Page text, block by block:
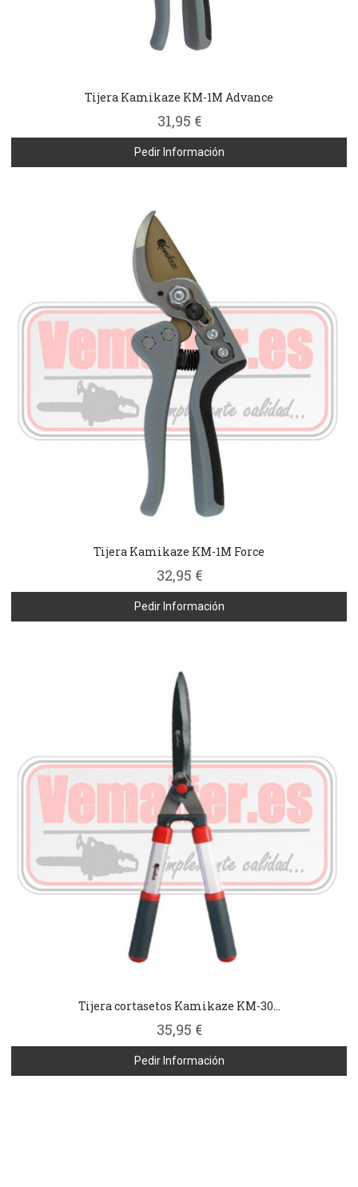
Tijera Kamikaze KM-1M Advance
31,95 €
Pedir Información
Tijera Kamikaze KM-1M Force
32,95 €
Pedir Información
Tijera cortasetos Kamikaze KM-30...
35,95 €
Pedir Información